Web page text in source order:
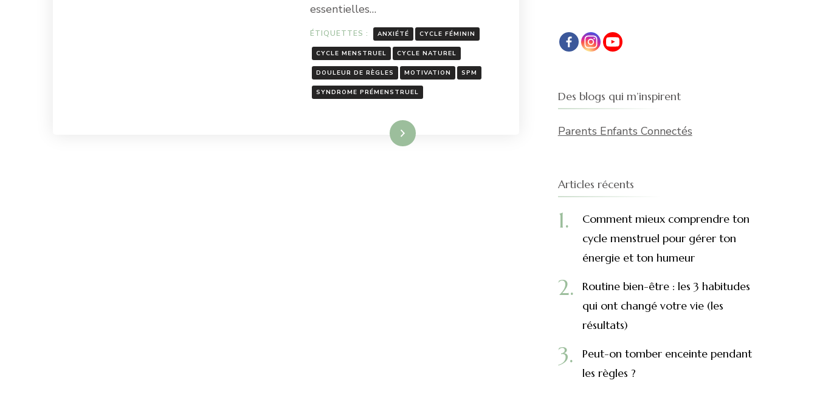
ESSENTIELLES
(PODCAST
#4)
essentielles…
ÉTIQUETTES : ANXIÉTÉ CYCLE FÉMININ
CYCLE MENSTRUEL CYCLE NATUREL
DOULEUR DE RÈGLES MOTIVATION SPM
SYNDROME PRÉMENSTRUEL
Lire la suite
Des blogs qui m’inspirent
Parents Enfants Connectés
Articles récents
Comment mieux comprendre ton
cycle menstruel pour gérer ton
énergie et ton humeur
Routine bien-être : les 3 habitudes
qui ont changé votre vie (les
résultats)
Peut-on tomber enceinte pendant
les règles ?